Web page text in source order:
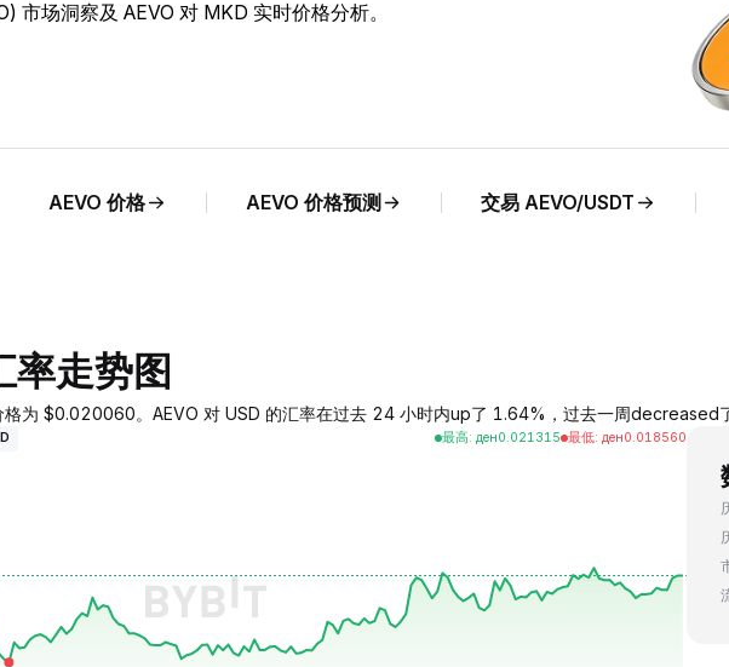
市场洞察及 AEVO 对 MKD 实时价格分析。
AEVO 价格 AEVO 价格预测 交易 AEVO/USDT
率走势图
为 $0.020060。AEVO 对 USD 的汇率在过去 24 小时内up了 1.64%，过去一周decreased
最高: ден0.021315 最低: ден0.018560